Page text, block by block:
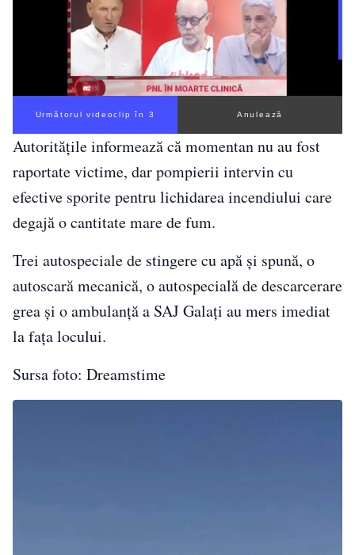
Următorul videoclip în 3 Anulează
Autoritățile informează că momentan nu au fost
raportate victime, dar pompierii intervin cu
efective sporite pentru lichidarea incendiului care
degajă o cantitate mare de fum.
Trei autospeciale de stingere cu apă și spună, o
autoscară mecanică, o autospecială de descarcerare
grea și o ambulanță a SAJ Galați au mers imediat
la fața locului.
Sursa foto: Dreamstime